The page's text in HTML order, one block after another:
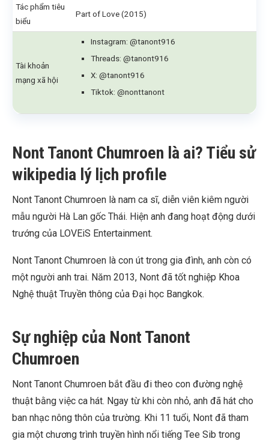
Tác phẩm tiêu
biểu
Part of Love (2015)
Tài khoản
mạng xã hội
Instagram: @tanont916
Threads: @tanont916
X: @tanont916
Tiktok: @nonttanont
Nont Tanont Chumroen là ai? Tiểu sử
wikipedia lý lịch profile
Nont Tanont Chumroen là nam ca sĩ, diễn viên kiêm người
mẫu người Hà Lan gốc Thái. Hiện anh đang hoạt động dưới
trướng của LOVEiS Entertainment.
Nont Tanont Chumroen là con út trong gia đình, anh còn có
một người anh trai. Năm 2013, Nont đã tốt nghiệp Khoa
Nghệ thuật Truyền thông của Đại học Bangkok.
Sự nghiệp của Nont Tanont
Chumroen
Nont Tanont Chumroen bắt đầu đi theo con đường nghệ
thuật bằng việc ca hát. Ngay từ khi còn nhỏ, anh đã hát cho
ban nhạc nông thôn của trường. Khi 11 tuổi, Nont đã tham
gia một chương trình truyền hình nổi tiếng Tee Sib trong